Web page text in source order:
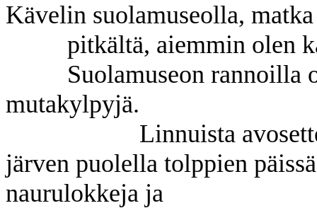
Kävelin suolamuseolla,
pitkältä, aiemmin olen
Suolamuseon rannoilla
mutakylpyjä.
Linnuista avosetteja
järven puolella tolppien
naurulokkeja ja